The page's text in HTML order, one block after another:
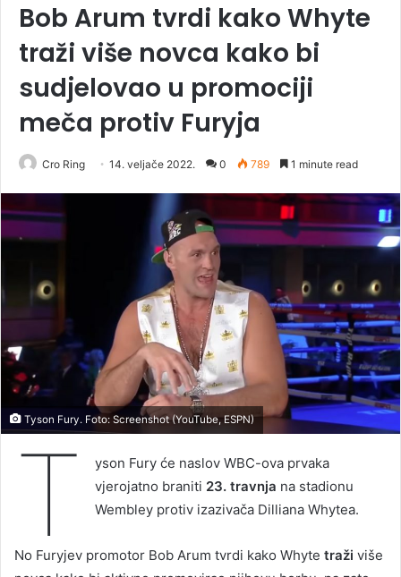
Bob Arum tvrdi kako Whyte
traži više novca kako bi
sudjelovao u promociji
meča protiv Furyja
Cro Ring 14. veljače 2022. 0 789 1 minute read
Tyson Fury. Foto: Screenshot (YouTube, ESPN)
T
yson Fury će naslov WBC-ova prvaka
vjerojatno braniti 23. travnja na stadionu
Wembley protiv izazivača Dilliana Whytea.
No Furyjev promotor Bob Arum tvrdi kako Whyte traži više